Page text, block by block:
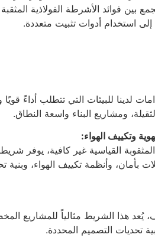
يجمع بين فوائد الأشرطة الفولاذية
استخدام أدوات تثبيت متعددة.
لدينا للبيئات التي تتطلب أداءً قويًا
ومشاريع البناء واسعة النطاق.
وتكييف الهواء:
القياسية غير كافية، يوفر
بأمان، وأنظمة تكييف الهواء، وبنية
يُعد هذا الشريط مثالياً للمشاريع
تحديات التصميم المحددة.